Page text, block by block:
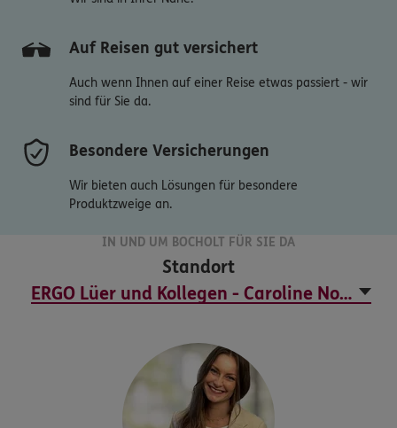
Auf Reisen gut versichert
Auch wenn Ihnen auf einer Reise etwas passiert - wir
sind für Sie da.
Besondere Versicherungen
Wir bieten auch Lösungen für besondere
Produktzweige an.
IN UND UM BOCHOLT FÜR SIE DA
Standort